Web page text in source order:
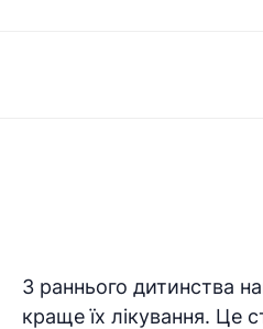
З раннього дитинства
краще їх лікування. Це